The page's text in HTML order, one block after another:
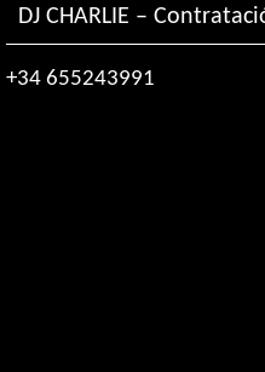
DJ CHARLIE –
+34 655243991